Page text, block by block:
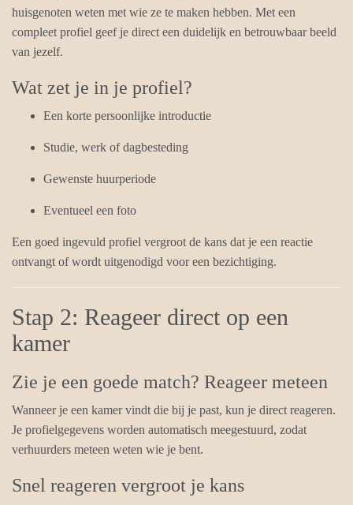
huisgenoten weten met wie ze te maken hebben. Met een
compleet profiel geef je direct een duidelijk en betrouwbaar beeld
van jezelf.
Wat zet je in je profiel?
Een korte persoonlijke introductie
Studie, werk of dagbesteding
Gewenste huurperiode
Eventueel een foto
Een goed ingevuld profiel vergroot de kans dat je een reactie
ontvangt of wordt uitgenodigd voor een bezichtiging.
Stap 2: Reageer direct op een
kamer
Zie je een goede match? Reageer meteen
Wanneer je een kamer vindt die bij je past, kun je direct reageren.
Je profielgegevens worden automatisch meegestuurd, zodat
verhuurders meteen weten wie je bent.
Snel reageren vergroot je kans